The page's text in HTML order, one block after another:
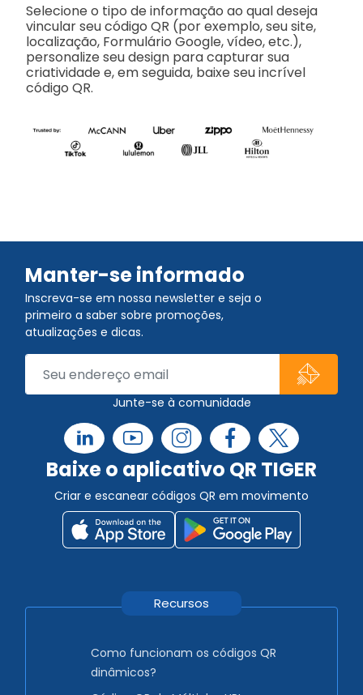
Selecione o tipo de informação ao qual deseja
vincular seu código QR (por exemplo, seu site,
localização, Formulário Google, vídeo, etc.),
personalize seu design para capturar sua
criatividade e, em seguida, baixe seu incrível
código QR.
Manter-se informado
Inscreva-se em nossa newsletter e seja o
primeiro a saber sobre promoções,
atualizações e dicas.
Junte-se à comunidade
Baixe o aplicativo QR TIGER
Criar e escanear códigos QR em movimento
Recursos
Como funcionam os códigos QR
dinâmicos?